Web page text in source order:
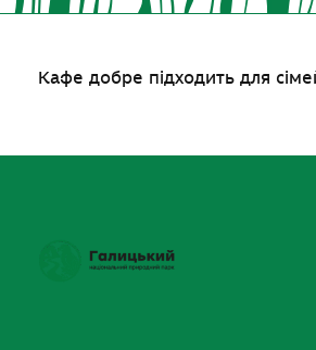
Кафе добре підходить для